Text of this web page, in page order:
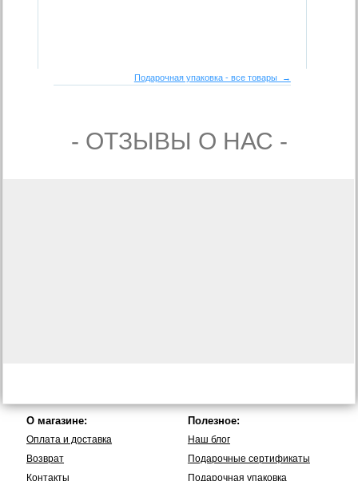
Подарочная упаковка - все товары →
- ОТЗЫВЫ О НАС -
О магазине:
Оплата и доставка
Возврат
Контакты
Полезное:
Наш блог
Подарочные сертификаты
Подарочная упаковка